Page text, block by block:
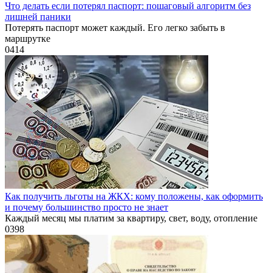
Что делать если потерял паспорт: пошаговый алгоритм без
лишней паники
Потерять паспорт может каждый. Его легко забыть в
маршрутке
0414
Как получить льготы на ЖКХ: кому положены, как оформить
и почему большинство просто не знает
Каждый месяц мы платим за квартиру, свет, воду, отопление
0398